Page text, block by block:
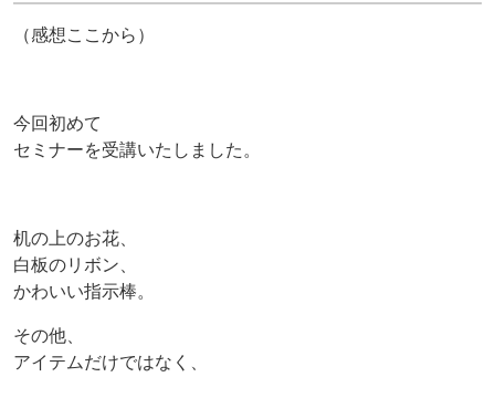
（感想ここから）
今回初めて
セミナーを受講いたしました。
机の上のお花、
白板のリボン、
かわいい指示棒。
その他、
アイテムだけではなく、